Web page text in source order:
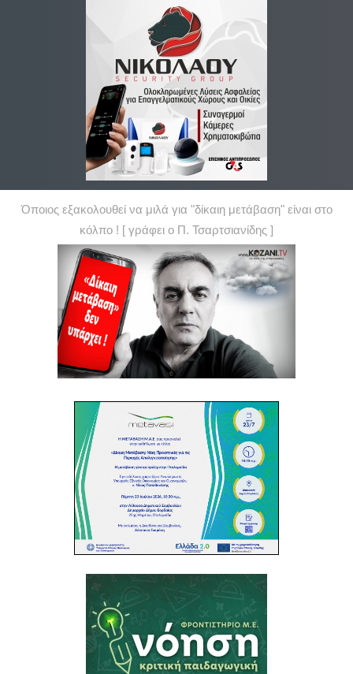
Όποιος εξακολουθεί να μιλά για "δίκαιη μετάβαση" είναι στο
κόλπο ! [ γράφει ο Π. Τσαρτσιανίδης ]